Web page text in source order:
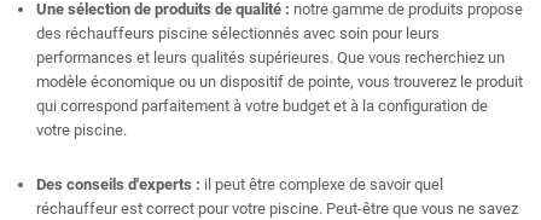
Une sélection de produits de qualité : notre gamme de produits propose
des réchauffeurs piscine sélectionnés avec soin pour leurs
performances et leurs qualités supérieures. Que vous recherchiez un
modèle économique ou un dispositif de pointe, vous trouverez le produit
qui correspond parfaitement à votre budget et à la configuration de
votre piscine.
Des conseils d'experts : il peut être complexe de savoir quel
réchauffeur est correct pour votre piscine. Peut-être que vous ne savez